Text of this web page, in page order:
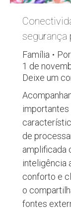
segurança
Família Por
1 de
Deixe um
de
amplificada
inteligência
conforto e
o
fontes